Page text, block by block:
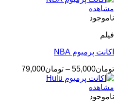
مشاهده
ناموجود
فیلم
اکانت پرمیوم NBA
تومان55,000
– تومان79,000محدوده
مشاهده
ناموجود